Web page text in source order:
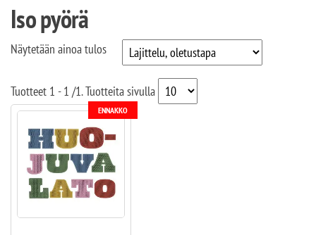
Iso pyörä
Näytetään ainoa tulos
Tuotteet 1 - 1 /1. Tuotteita sivulla
ENNAKKO